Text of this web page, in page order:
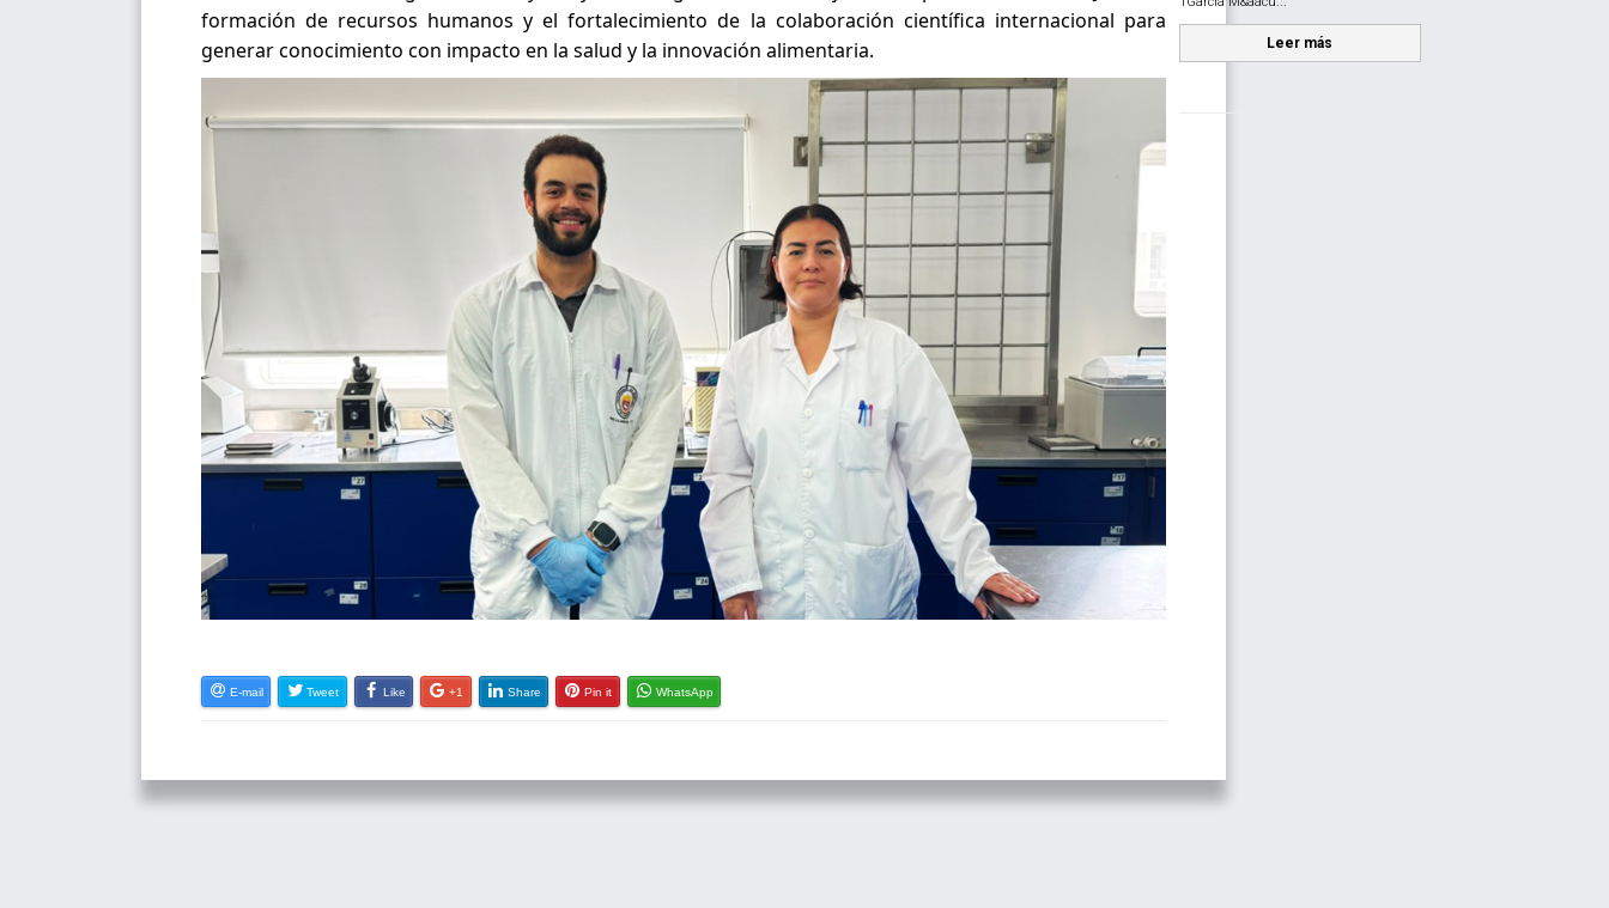
formación de recursos humanos y el fortalecimiento de la colaboración científica internacional para
generar conocimiento con impacto en la salud y la innovación alimentaria.
E-mail Tweet Like +1 Share Pin it WhatsApp
Leer más